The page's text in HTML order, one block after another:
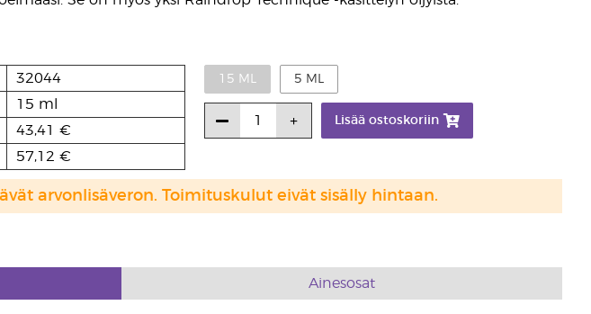
32044
15 ml
43,41 €
57,12 €
15 ML 5 ML
Lisää ostoskoriin
arvonlisäveron. Toimituskulut eivät sisälly hintaan.
Ainesosat